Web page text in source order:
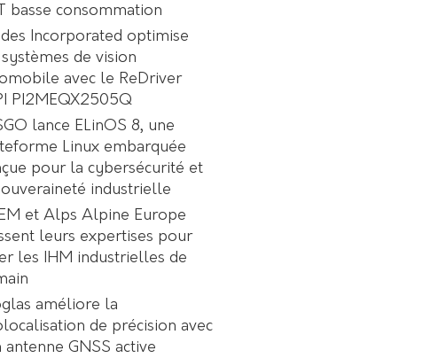
basse consommation
Incorporated optimise
de vision
avec le ReDriver
PI2MEQX2505Q
lance ELinOS 8, une
Linux embarquée
pour la cybersécurité et
industrielle
et Alps Alpine Europe
leurs expertises pour
les IHM industrielles de
améliore la
de précision avec
antenne GNSS active